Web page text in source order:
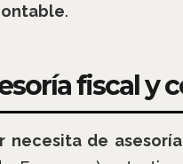
.
fiscal y
necesita de